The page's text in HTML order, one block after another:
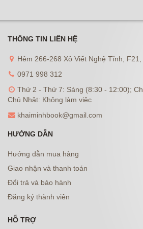
THÔNG TIN LIÊN HỆ
Hẻm 266-268 Xô Viết Nghệ Tĩnh, F21,
0971 998 312
Thứ 2 - Thứ 7: Sáng (8:30 - 12:00);
Chủ Nhật: Không làm việc
khaiminhbook@gmail.com
HƯỚNG DẪN
Hướng dẫn mua hàng
Giao nhận và thanh toán
Đổi trả và bảo hành
Đăng ký thành viên
HỖ TRỢ